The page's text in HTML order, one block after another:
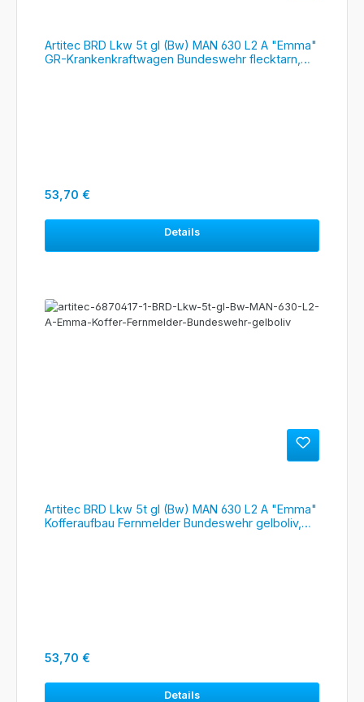
Artitec BRD Lkw 5t gl (Bw) MAN 630 L2 A "Emma"
GR-Krankenkraftwagen Bundeswehr flecktarn,
Regulärer Preis:
53,70 €
Details
Artitec BRD Lkw 5t gl (Bw) MAN 630 L2 A "Emma"
Kofferaufbau Fernmelder Bundeswehr gelboliv,
Regulärer Preis:
53,70 €
Details